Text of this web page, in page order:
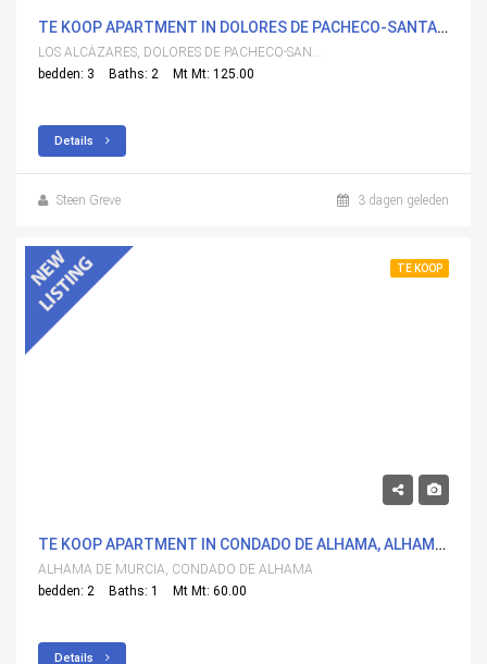
TE KOOP APARTMENT IN DOLORES DE PACHECO-SANTA ROSALÃ­A, LOS ALCÃ¡ZARES MET ZWEMBAD
LOS ALCÁZARES, DOLORES DE PACHECO-SANTA ROSALÍA
bedden: 3
Baths: 2 Mt Mt: 125.00
Details
Steen Greve 3 dagen geleden
TE KOOP
TE KOOP APARTMENT IN CONDADO DE ALHAMA, ALHAMA DE MURCIA MET ZWEMBAD
ALHAMA DE MURCIA, CONDADO DE ALHAMA
bedden: 2
Baths: 1 Mt Mt: 60.00
Details